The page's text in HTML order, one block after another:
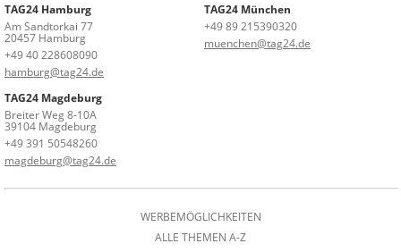
TAG24 Hamburg
Am Sandtorkai 77
20457 Hamburg
+49 40 228608090
hamburg@tag24.de
TAG24 München
+49 89 215390320
muenchen@tag24.de
TAG24 Magdeburg
Breiter Weg 8-10A
39104 Magdeburg
+49 391 50548260
magdeburg@tag24.de
WERBEMÖGLICHKEITEN
ALLE THEMEN A-Z